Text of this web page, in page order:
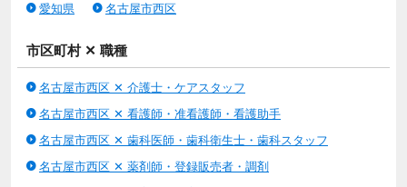
◆社員寮：単身用 なし、家族用 なし
◆有給休暇：あり
◆車通勤：車通勤可、通勤手当月上限20000円
定年60歳
愛知県 名古屋市西区
市区町村 ✕ 職種
名古屋市西区 ✕ 介護士・ケアスタッフ
名古屋市西区 ✕ 看護師・准看護師・看護助手
名古屋市西区 ✕ 歯科医師・歯科衛生士・歯科スタッフ
名古屋市西区 ✕ 薬剤師・登録販売者・調剤